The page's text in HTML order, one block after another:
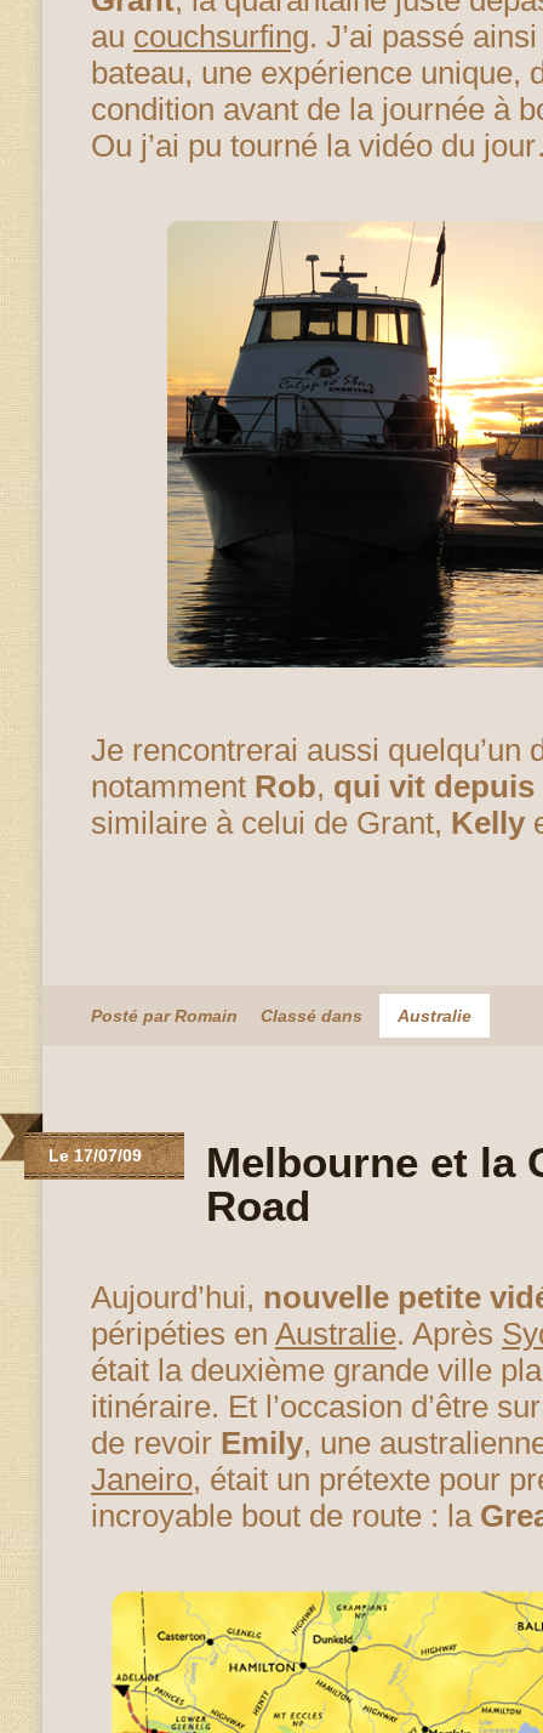
au couchsurfing. J’ai passé
bateau, une expérience unique,
condition avant de la journée à
Ou j’ai pu tourné la vidéo du
Je rencontrerai aussi quelqu’un
notamment Rob, qui vit depuis
similaire à celui de Grant, Kelly
Posté par Romain Classé dans Australie
Le 17/07/09
Melbourne et la
Road
Aujourd’hui, nouvelle petite
péripéties en Australie. Après
était la deuxième grande ville
itinéraire. Et l’occasion d’être
de revoir Emily, une
Janeiro, était un prétexte pour
incroyable bout de route : la